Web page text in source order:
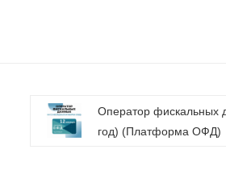
Оператор фискальных
год) (Платформа ОФД)